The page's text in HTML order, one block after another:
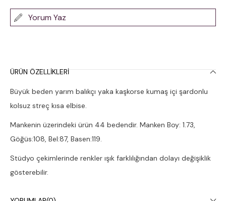
Yorum Yaz
ÜRÜN ÖZELLIKLERI
Büyük beden yarım balıkçı yaka kaşkorse kumaş içi şardonlu
kolsuz streç kısa elbise.
Mankenin üzerindeki ürün 44 bedendir. Manken Boy: 1.73,
Göğüs:108, Bel:87, Basen:119.
Stüdyo çekimlerinde renkler ışık farklılığından dolayı değişiklik
gösterebilir.